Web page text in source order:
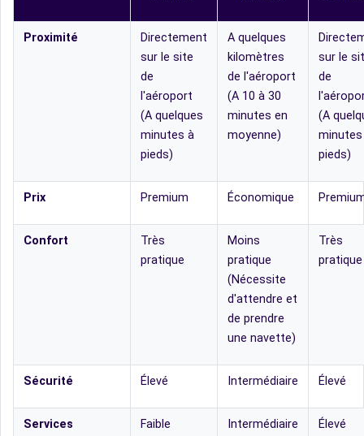
Proximité
Directement
sur le site
de
l'aéroport
(A quelques
minutes à
pieds)
A quelques
kilomètres
de l'aéroport
(A 10 à 30
minutes en
moyenne)
sur le
de
(A
pieds)
Prix Premium Économique
Confort
Très
pratique
Moins
pratique
(Nécessite
d'attendre et
de prendre
une navette)
Très
pratique
Sécurité Élevé Intermédiaire Élevé
Services
Faible
Intermédiaire
Élevé